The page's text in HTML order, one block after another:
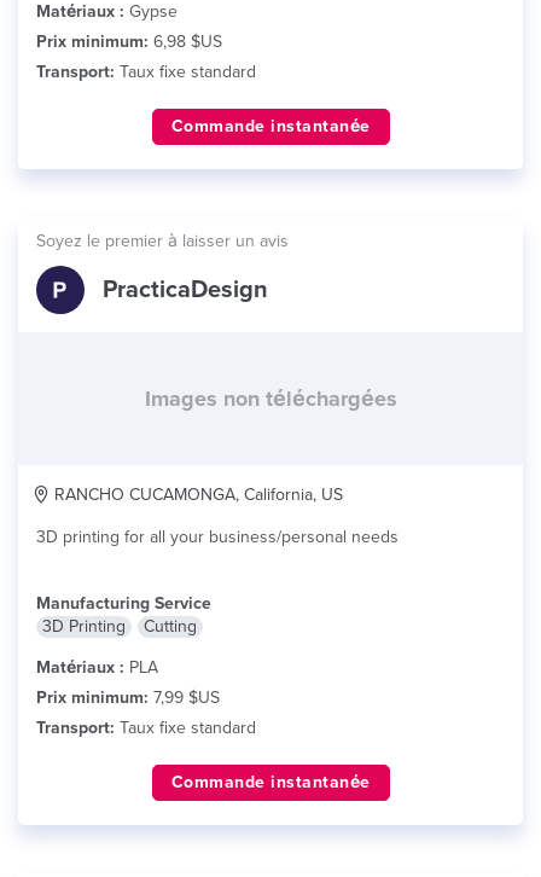
Matériaux : Gypse
Prix minimum: 6,98 $US
Transport: Taux fixe standard
Commande instantanée
Soyez le premier à laisser un avis
PracticaDesign
Images non téléchargées
RANCHO CUCAMONGA, California, US
3D printing for all your business/personal needs
Manufacturing Service
3D Printing
Cutting
Matériaux : PLA
Prix minimum: 7,99 $US
Transport: Taux fixe standard
Commande instantanée